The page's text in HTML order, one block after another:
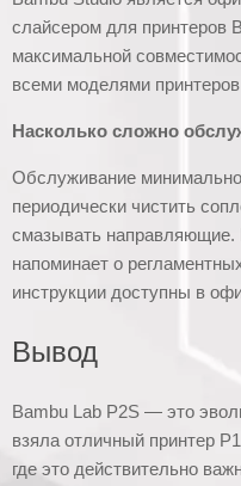
слайсером для принтеров
максимальной
всеми моделями
Насколько сложно
Обслуживание
периодически чистить
смазывать направляющие.
напоминает о
инструкции доступны в
Вывод
Bambu Lab P2S — это
взяла отличный принтер
где это действительно